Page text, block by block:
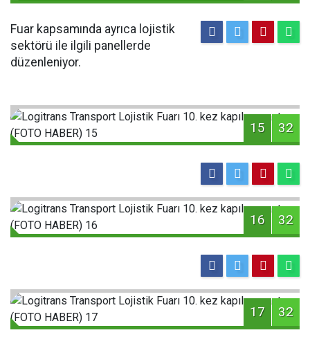
Fuar kapsamında ayrıca lojistik
sektörü ile ilgili panellerde
düzenleniyor.
15 32
16 32
17 32